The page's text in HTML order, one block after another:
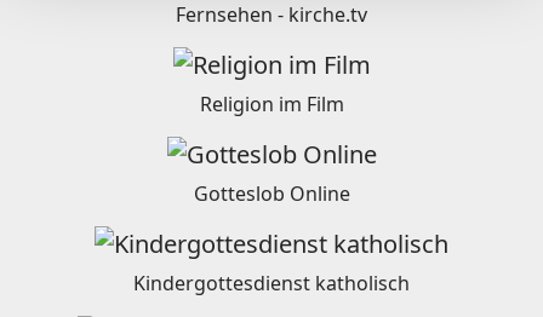
Fernsehen - kirche.tv
Religion im Film
Gotteslob Online
Kindergottesdienst katholisch